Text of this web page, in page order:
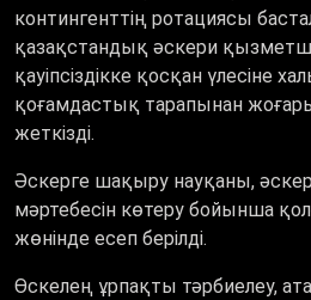
контингенттің ротациясы
қазақстандық әскери
қауіпсіздікке қосқан үлесіне
қоғамдастық тарапынан жоғары
жеткізді.
Әскерге шақыру науқаны,
мәртебесін көтеру бойынша
жөнінде есеп берілді.
Өскелең ұрпақты тәрбиелеу,